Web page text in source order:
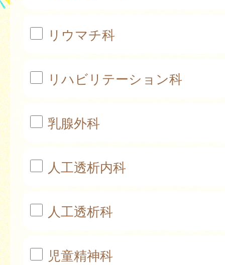
リウマチ科
リハビリテーション科
乳腺外科
人工透析内科
人工透析科
児童精神科